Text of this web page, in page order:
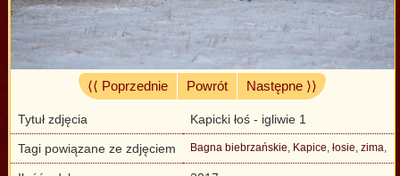
⟨⟨ Poprzednie Powrót Następne ⟩⟩
Tytuł zdjęcia Kapicki łoś - igliwie 1
Tagi powiązane ze zdjęciem Bagna biebrzańskie, Kapice, łosie, zima,